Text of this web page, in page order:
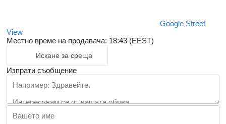
Google Street
View
Местно време на продавача: 18:43 (EEST)
Искане за среща
Изпрати съобщение